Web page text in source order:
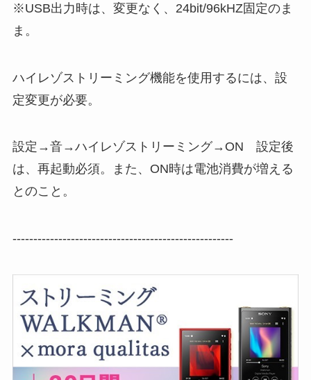
※USB出力時は、変更なく、24bit/96kHZ固定のま
ま。
ハイレゾストリーミング機能を使用するには、設
定変更が必要。
設定→音→ハイレゾストリーミング→ON 設定後
は、再起動必須。また、ON時は電池消費が増える
とのこと。
-----------------------------------------------------